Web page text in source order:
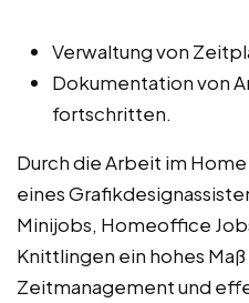
Verwaltung von
Dokumentation von
fortschritten.
Durch die Arbeit im
eines
Minijobs, Homeoffice
Knittlingen ein hohes
Zeitmanagement und